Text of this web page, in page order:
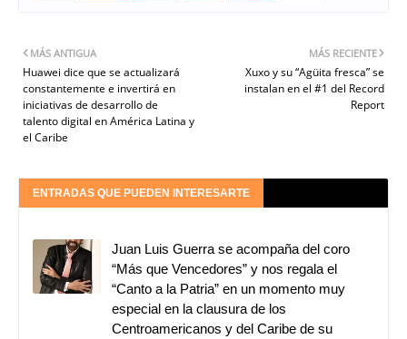
MÁS RECIENTE
Xuxo y su “Agüita fresca” se
instalan en el #1 del Record
Report
MÁS ANTIGUA
Huawei dice que se actualizará
constantemente e invertirá en
iniciativas de desarrollo de
talento digital en América Latina y
el Caribe
ENTRADAS QUE PUEDEN INTERESARTE
Juan Luis Guerra se acompaña del coro
“Más que Vencedores” y nos regala el
“Canto a la Patria” en un momento muy
especial en la clausura de los
Centroamericanos y del Caribe de su